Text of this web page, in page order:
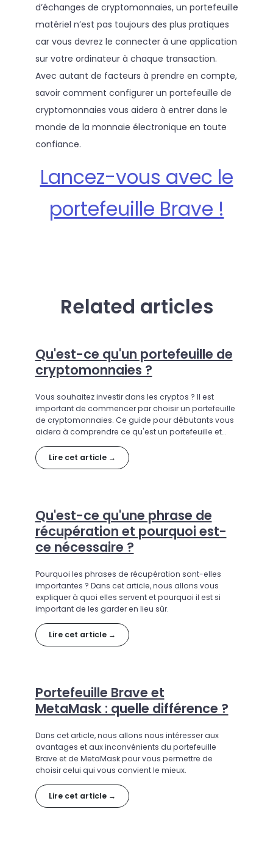
d’échanges de cryptomonnaies, un portefeuille
matériel n’est pas toujours des plus pratiques
car vous devrez le connecter à une application
sur votre ordinateur à chaque transaction.
Avec autant de facteurs à prendre en compte,
savoir comment configurer un portefeuille de
cryptomonnaies vous aidera à entrer dans le
monde de la monnaie électronique en toute
confiance.
Lancez-vous avec le
portefeuille Brave !
Related articles
Qu'est-ce qu'un portefeuille de
cryptomonnaies ?
Vous souhaitez investir dans les cryptos ? Il est
important de commencer par choisir un portefeuille
de cryptomonnaies. Ce guide pour débutants vous
aidera à comprendre ce qu'est un portefeuille et
Lire cet article →
Qu'est-ce qu'une phrase de
récupération et pourquoi est-
ce nécessaire ?
Pourquoi les phrases de récupération sont-elles
importantes ? Dans cet article, nous allons vous
expliquer à quoi elles servent et pourquoi il est si
important de les garder en lieu sûr.
Lire cet article →
Portefeuille Brave et
MetaMask : quelle différence ?
Dans cet article, nous allons nous intéresser aux
avantages et aux inconvénients du portefeuille
Brave et de MetaMask pour vous permettre de
choisir celui qui vous convient le mieux.
Lire cet article →